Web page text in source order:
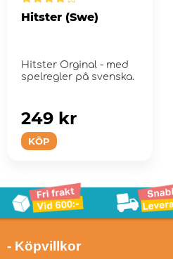
Hitster (Swe)
Hitster Orginal - med
spelregler på svenska.
KÖP
249 kr
- Köpvillkor